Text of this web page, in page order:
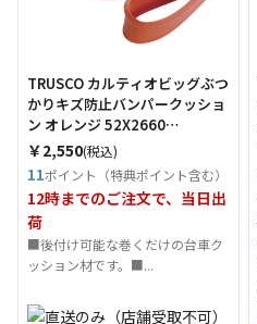
TRUSCO カルティオビッグぶつ
かりキズ防止バンパークッショ
ン オレンジ 52X2660
（Tcode：5559396）
￥2,550(税込)
11ポイント（特典ポイント含む）
12時までのご注文で、当日出
荷
■後付け可能な巻くだけの台車ク
ッション材です。■...